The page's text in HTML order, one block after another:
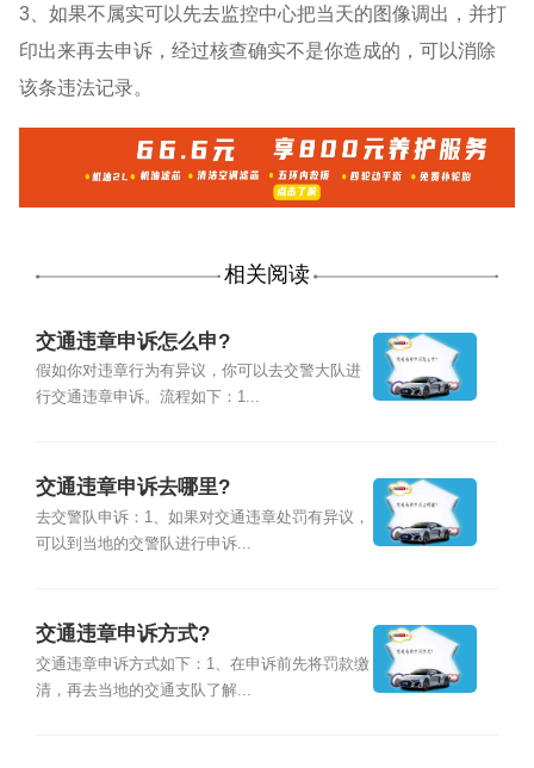
3、如果不属实可以先去监控中心把当天的图像调出，并打
印出来再去申诉，经过核查确实不是你造成的，可以消除
该条违法记录。
相关阅读
交通违章申诉怎么申?
假如你对违章行为有异议，你可以去交警大队进
行交通违章申诉。流程如下：1...
交通违章申诉去哪里?
去交警队申诉：1、如果对交通违章处罚有异议，
可以到当地的交警队进行申诉...
交通违章申诉方式?
交通违章申诉方式如下：1、在申诉前先将罚款缴
清，再去当地的交通支队了解...